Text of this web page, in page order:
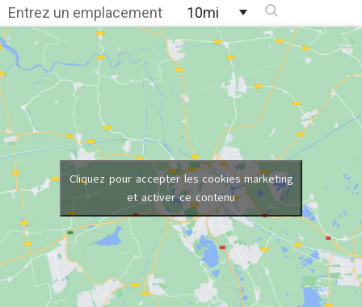
Cliquez pour accepter les cookies marketing
et activer ce contenu